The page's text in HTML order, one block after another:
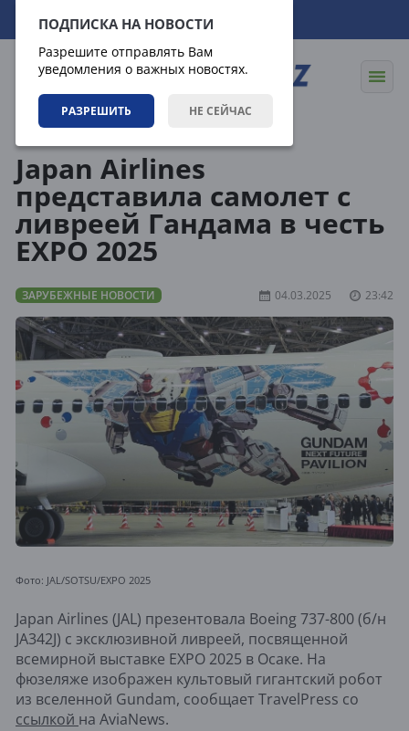
ПОДПИСКА НА НОВОСТИ
Разрешите отправлять Вам
уведомления о важных новостях.
РАЗРЕШИТЬ НЕ СЕЙЧАС
08.08.2026 21:15:41
Japan Airlines
представила самолет с
ливреей Гандама в честь
EXPO 2025
ЗАРУБЕЖНЫЕ НОВОСТИ 04.03.2025 23:42
Фото: JAL/SOTSU/EXPO 2025
Japan Airlines (JAL) презентовала Boeing 737-800 (б/н
JA342J) с эксклюзивной ливреей, посвященной
всемирной выставке EXPO 2025 в Осаке. На
фюзеляже изображен культовый гигантский робот
из вселенной Gundam, сообщает TravelPress со
ссылкой на AviaNews.